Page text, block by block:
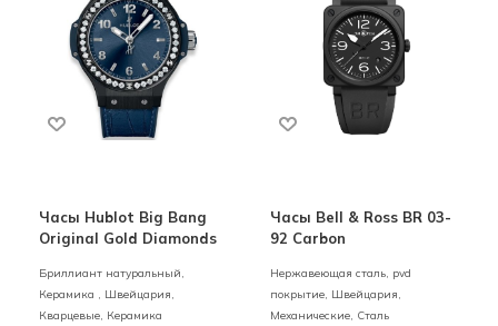
Часы Hublot Big Bang
Original Gold Diamonds
Бриллиант натуральный,
Керамика , Швейцария,
Кварцевые, Керамика
Часы Bell & Ross BR 03-
92 Carbon
Нержавеющая сталь, pvd
покрытие, Швейцария,
Механические, Сталь